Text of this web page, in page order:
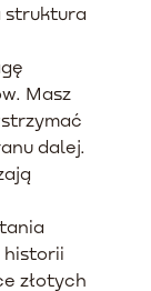
struktura
Masz
dalej.
historii
złotych